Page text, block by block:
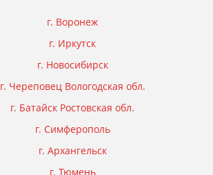
г. Воронеж
г. Иркутск
г. Новосибирск
г. Череповец Вологодская обл.
г. Батайск Ростовская обл.
г. Симферополь
г. Архангельск
г. Тюмень